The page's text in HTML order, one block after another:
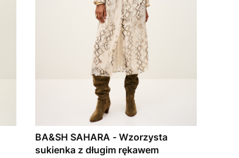
BA&SH SAHARA - Wzorzysta
sukienka z długim rękawem